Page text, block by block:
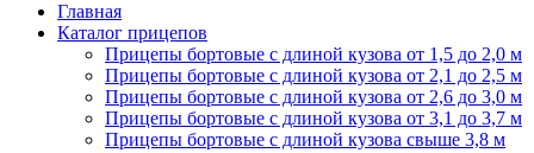
Главная
Каталог прицепов
Прицепы бортовые с длиной кузова от 1,5 до 2,0 м
Прицепы бортовые с длиной кузова от 2,1 до 2,5 м
Прицепы бортовые с длиной кузова от 2,6 до 3,0 м
Прицепы бортовые с длиной кузова от 3,1 до 3,7 м
Прицепы бортовые с длиной кузова свыше 3,8 м